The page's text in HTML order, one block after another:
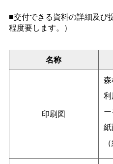
■交付できる資料の詳細及び
程度要します。）
名称
印刷図